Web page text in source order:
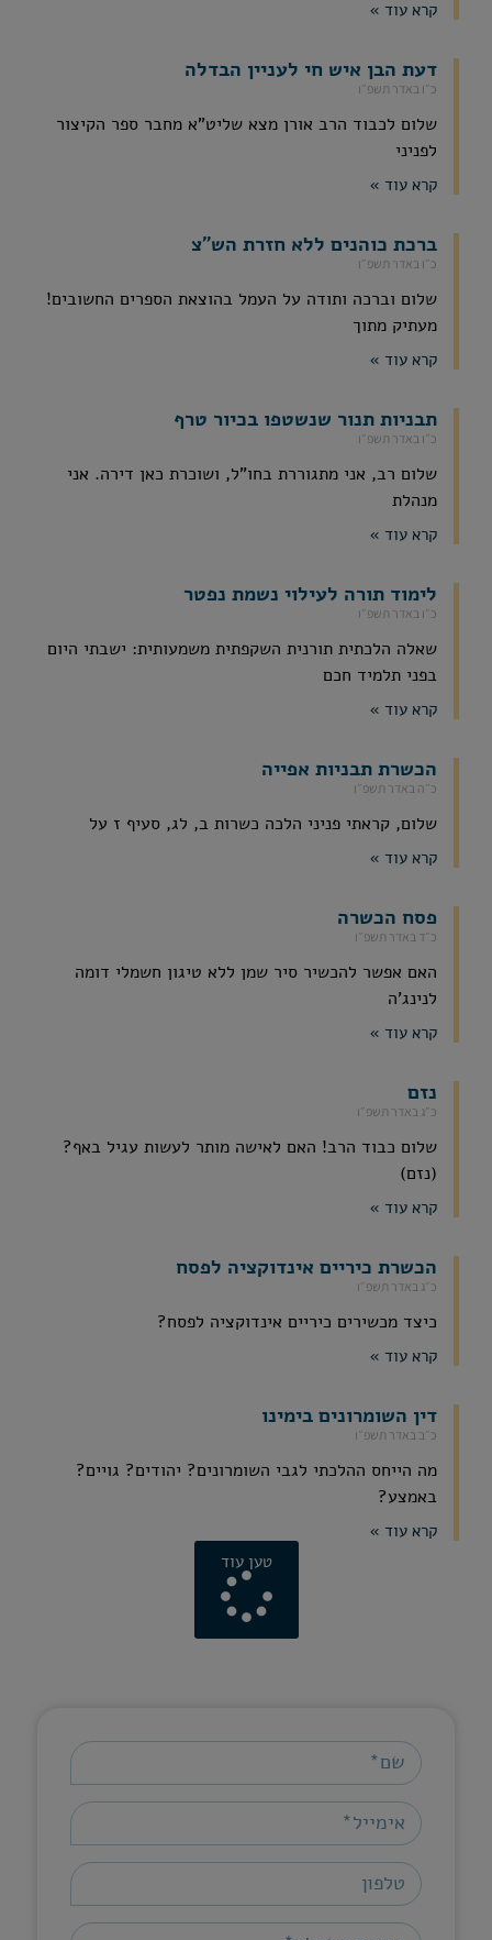
קרא עוד »
דעת הבן איש חי לעניין הבדלה
כ״ו באדר תשפ״ו
שלום לכבוד הרב אורן מצא שליט"א מחבר ספר הקיצור
לפניני
קרא עוד »
ברכת כוהנים ללא חזרת הש"צ
כ״ו באדר תשפ״ו
שלום וברכה ותודה על העמל בהוצאת הספרים החשובים!
מעתיק מתוך
קרא עוד »
תבניות תנור שנשטפו בכיור טרף
כ״ו באדר תשפ״ו
שלום רב, אני מתגוררת בחו"ל, ושוכרת כאן דירה. אני
מנהלת
קרא עוד »
לימוד תורה לעילוי נשמת נפטר
כ״ו באדר תשפ״ו
שאלה הלכתית תורנית השקפתית משמעותית: ישבתי היום
בפני תלמיד חכם
קרא עוד »
הכשרת תבניות אפייה
כ״ה באדר תשפ״ו
שלום, קראתי פניני הלכה כשרות ב, לג, סעיף ז על
קרא עוד »
פסח הכשרה
כ״ד באדר תשפ״ו
האם אפשר להכשיר סיר שמן ללא טיגון חשמלי דומה
לנינג'ה
קרא עוד »
נזם
כ״ג באדר תשפ״ו
שלום כבוד הרב! האם לאישה מותר לעשות עגיל באף?
(נזם)
קרא עוד »
הכשרת כיריים אינדוקציה לפסח
כ״ג באדר תשפ״ו
כיצד מכשירים כיריים אינדוקציה לפסח?
קרא עוד »
דין השומרונים בימינו
כ״ב באדר תשפ״ו
מה הייחס ההלכתי לגבי השומרונים? יהודים? גויים?
באמצע?
קרא עוד »
טען עוד